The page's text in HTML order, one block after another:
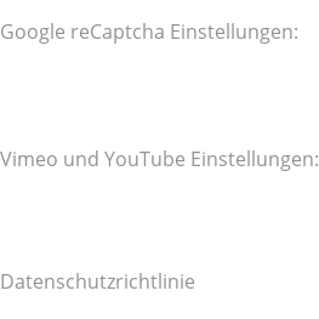
Google reCaptcha Einstellungen:
Vimeo und YouTube Einstellungen:
Datenschutzrichtlinie